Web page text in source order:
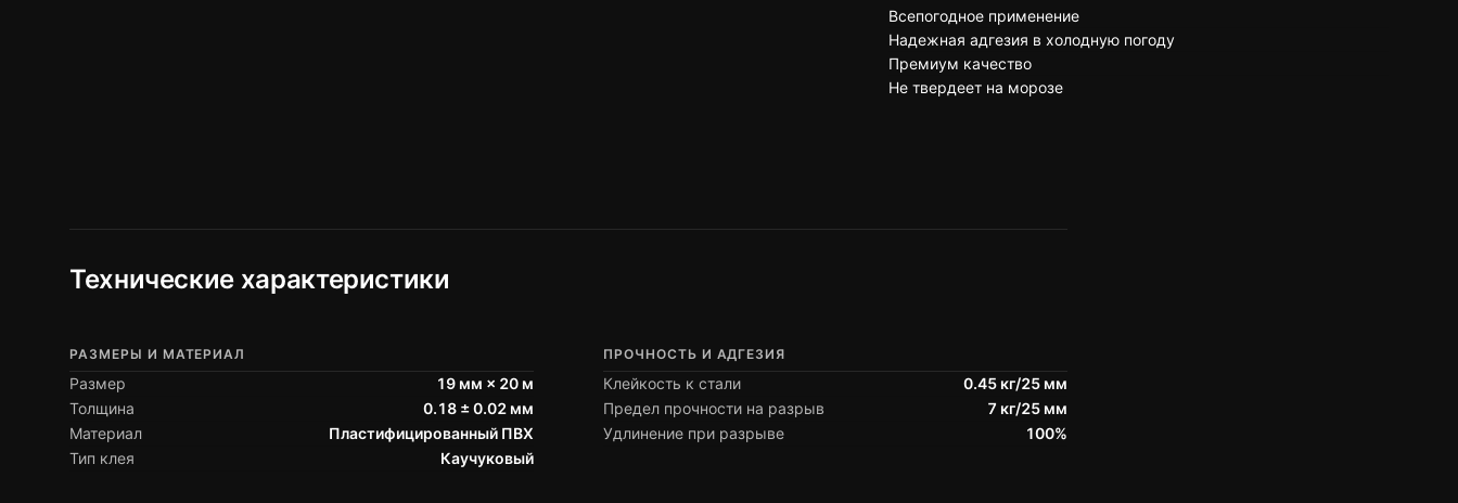
Всепогодное применение
Надежная адгезия в холодную погоду
Премиум качество
Не твердеет на морозе
Технические характеристики
РАЗМЕРЫ И МАТЕРИАЛ
Размер
19 мм × 20 м
Толщина
0.18 ± 0.02 мм
Материал
Пластифицированный ПВХ
Тип клея
Каучуковый
ПРОЧНОСТЬ И АДГЕЗИЯ
Клейкость к стали
0.45 кг/25 мм
Предел прочности на разрыв
7 кг/25 мм
Удлинение при разрыве
100%